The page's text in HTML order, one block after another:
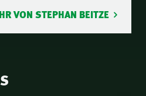
VON STEPHAN BEITZE